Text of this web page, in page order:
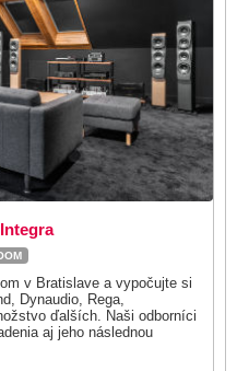
v Bratislave a vypočujte si
Dynaudio, Rega,
ďalších. Naši odborníci
aj jeho následnou